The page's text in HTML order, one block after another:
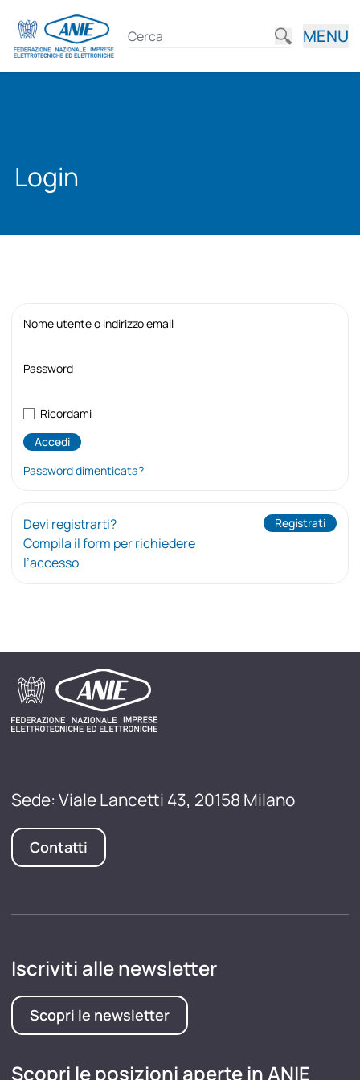
MENU
Login
Nome utente o indirizzo email
Password
Ricordami
Password dimenticata?
Devi registrarti?
Compila il form per richiedere
l’accesso
Registrati
Sede: Viale Lancetti 43, 20158 Milano
Contatti
Iscriviti alle newsletter
Scopri le newsletter
Scopri le posizioni aperte in ANIE